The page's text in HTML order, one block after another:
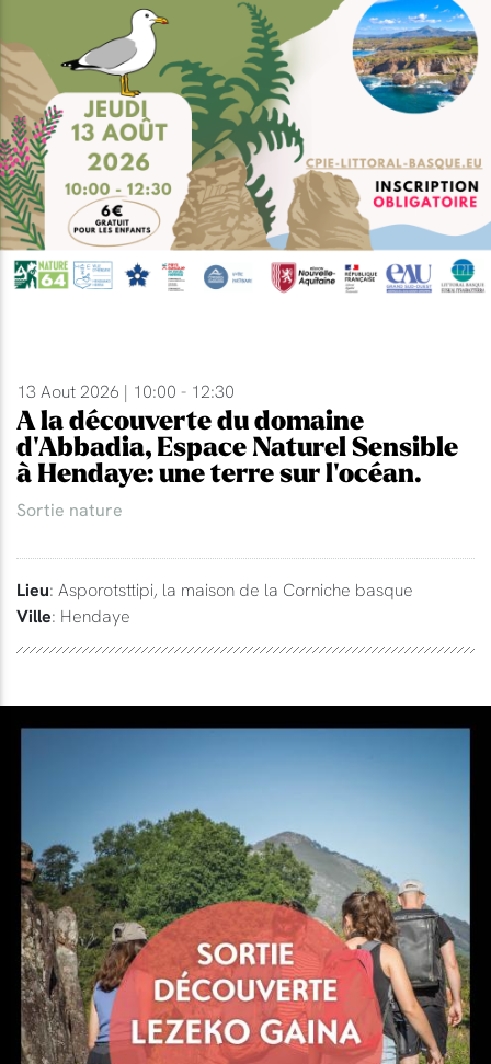
13 Aout 2026 | 10:00 - 12:30
A la découverte du domaine
d'Abbadia, Espace Naturel Sensible
à Hendaye: une terre sur l'océan.
Sortie nature
Lieu: Asporotsttipi, la maison de la Corniche basque
Ville: Hendaye